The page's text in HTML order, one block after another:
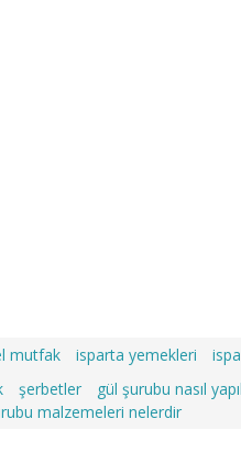
mutfak isparta yemekleri
şerbetler gül şurubu nasıl
malzemeleri nelerdir